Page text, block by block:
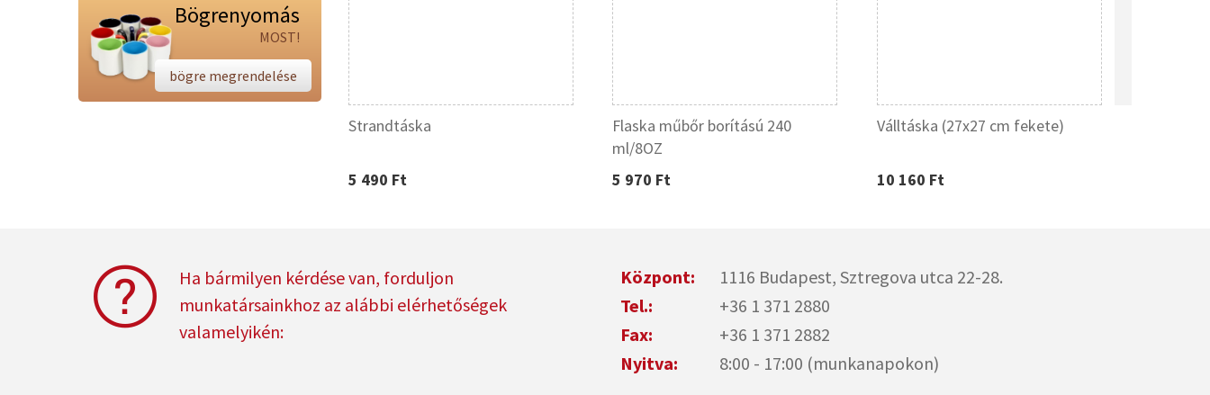
Strandtáska
5 490 Ft
Flaska műbőr borítású 240
ml/8OZ
5 970 Ft
Válltáska (27x27 cm fekete)
10 160 Ft
Bögrenyomás
MOST!
bögre megrendelése
Ha bármilyen kérdése van, forduljon
munkatársainkhoz az alábbi elérhetőségek
valamelyikén:
Központ: 1116 Budapest, Sztregova utca 22-28.
Tel.:
+36 1 371 2880
Fax:
+36 1 371 2882
Nyitva:
8:00 - 17:00 (munkanapokon)